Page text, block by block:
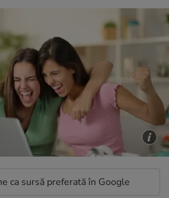
ca sursă preferată în Google